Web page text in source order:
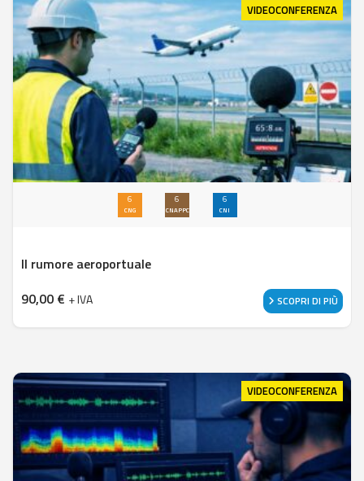
VIDEOCONFERENZA
6
CNG
6
CNAPPC
6
CNI
Il rumore aeroportuale
90,00 € + IVA SCOPRI DI PIÙ
VIDEOCONFERENZA